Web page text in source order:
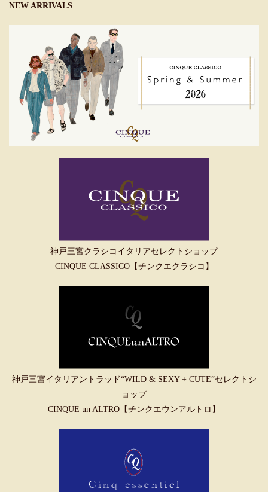
NEW ARRIVALS
神戸三宮クラシコイタリアセレクトショップ
CINQUE CLASSICO【チンクエクラシコ】
神戸三宮イタリアントラッド“WILD & SEXY + CUTE”セレクトシ
ョップ
CINQUE un ALTRO【チンクエウンアルトロ】